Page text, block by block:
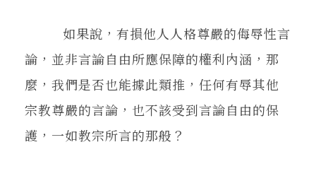
如果說，有損他人人格尊嚴的侮辱性言
論，並非言論自由所應保障的權利內涵，那
麼，我們是否也能據此類推，任何有辱其他
宗教尊嚴的言論，也不該受到言論自由的保
護，一如教宗所言的那般？